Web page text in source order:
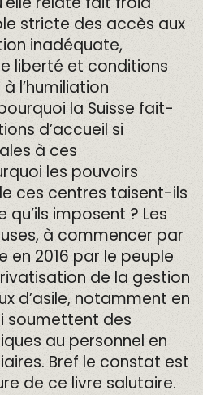
stricte des accès aux
inadéquate,
liberté et conditions
l’humiliation
la Suisse fait-
d’accueil si
à ces
les pouvoirs
ces centres taisent-ils
imposent ? Les
à commencer par
en 2016 par le peuple
de la gestion
d’asile, notamment en
soumettent des
au personnel en
Bref le constat est
de ce livre salutaire.